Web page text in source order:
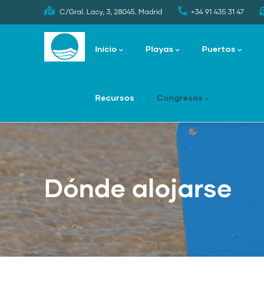
to
C/Gral. Lacy, 3, 28045. Madrid +34 91 435 31 47
navigation
Inicio Playas Puertos
Recursos Congresos
Dónde alojarse